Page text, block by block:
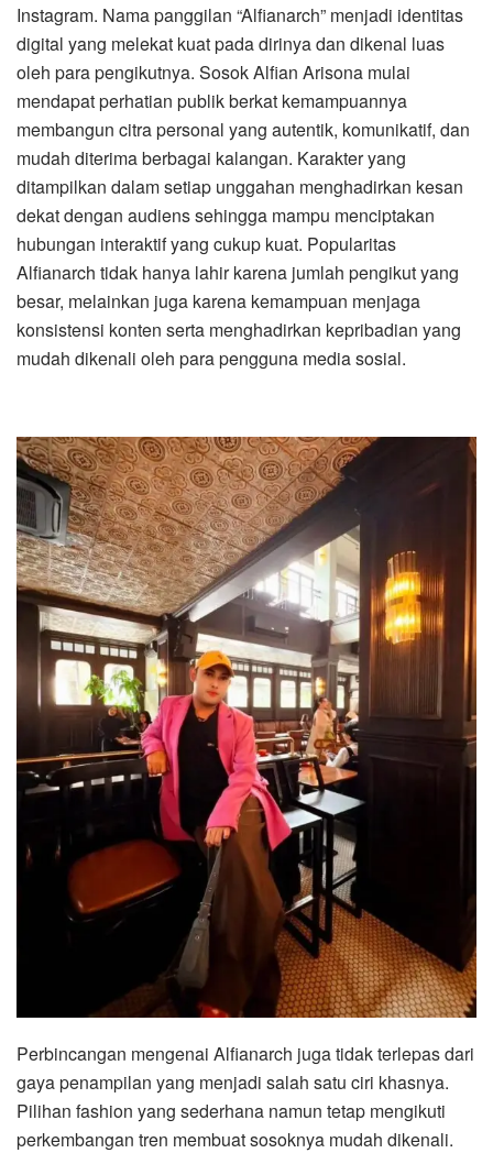
Instagram. Nama panggilan “Alfianarch” menjadi identitas
digital yang melekat kuat pada dirinya dan dikenal luas
oleh para pengikutnya. Sosok Alfian Arisona mulai
mendapat perhatian publik berkat kemampuannya
membangun citra personal yang autentik, komunikatif, dan
mudah diterima berbagai kalangan. Karakter yang
ditampilkan dalam setiap unggahan menghadirkan kesan
dekat dengan audiens sehingga mampu menciptakan
hubungan interaktif yang cukup kuat. Popularitas
Alfianarch tidak hanya lahir karena jumlah pengikut yang
besar, melainkan juga karena kemampuan menjaga
konsistensi konten serta menghadirkan kepribadian yang
mudah dikenali oleh para pengguna media sosial.
Perbincangan mengenai Alfianarch juga tidak terlepas dari
gaya penampilan yang menjadi salah satu ciri khasnya.
Pilihan fashion yang sederhana namun tetap mengikuti
perkembangan tren membuat sosoknya mudah dikenali.